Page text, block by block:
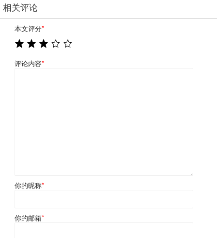
相关评论
本文评分*
评论内容*
你的昵称*
你的邮箱*